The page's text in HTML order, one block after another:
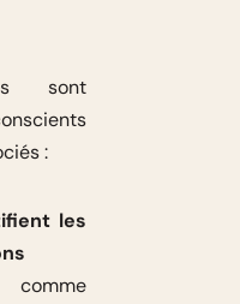
sont
:
les
comme